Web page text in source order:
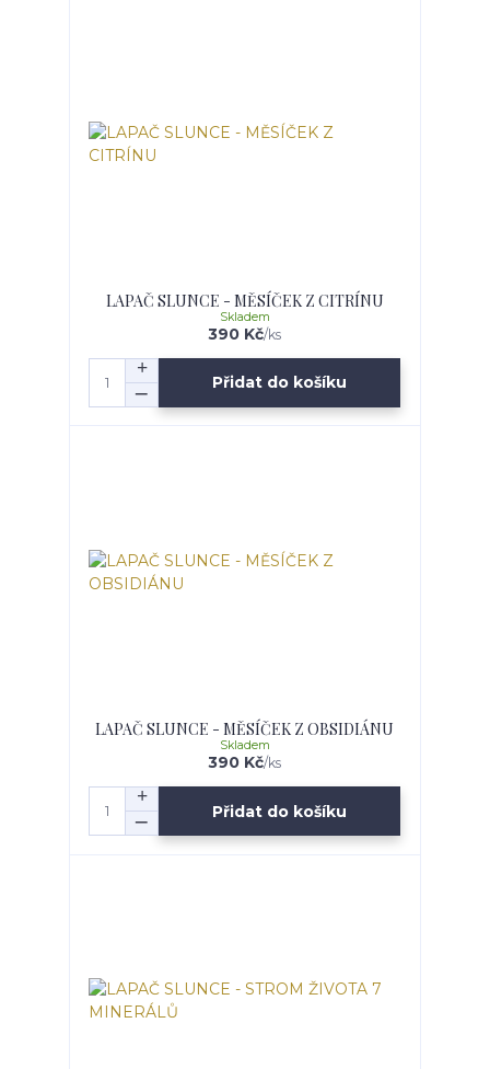
LAPAČ SLUNCE - MĚSÍČEK Z CITRÍNU
390 Kč/ks
Skladem
Přidat do košíku
LAPAČ SLUNCE - MĚSÍČEK Z OBSIDIÁNU
390 Kč/ks
Skladem
Přidat do košíku